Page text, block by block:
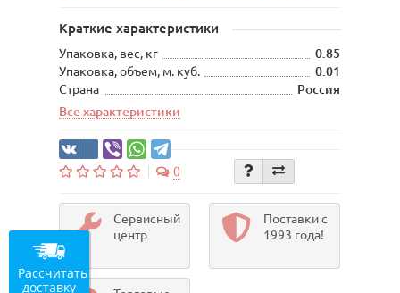
Краткие характеристики
Упаковка, вес, кг
0.85
Упаковка, объем, м. куб.
0.01
Страна
Россия
Все характеристики
0
Сервисный
центр
Поставки с
1993 года!
Рассчитать
доставку